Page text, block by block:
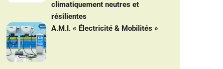
climatiquement neutres et
résilientes
A.M.I. « Électricité & Mobilités »